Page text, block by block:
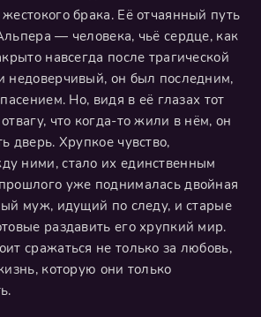
брака. Её отчаянный путь
— человека, чьё сердце, как
навсегда после трагической
недоверчивый, он был последним,
Но, видя в её глазах тот
что когда-то жили в нём, он
дверь. Хрупкое чувство,
ними, стало их единственным
уже поднималась двойная
муж, идущий по следу, и старые
раздавить его хрупкий мир.
сражаться не только за любовь,
которую они только